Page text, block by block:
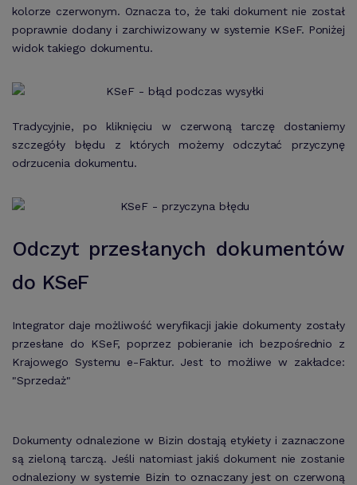
kolorze czerwonym. Oznacza to, że taki dokument nie został
poprawnie dodany i zarchiwizowany w systemie KSeF. Poniżej
widok takiego dokumentu.
Tradycyjnie, po kliknięciu w czerwoną tarczę dostaniemy
szczegóły błędu z których możemy odczytać przyczynę
odrzucenia dokumentu.
Odczyt przesłanych dokumentów
do KSeF
Integrator daje możliwość weryfikacji jakie dokumenty zostały
przesłane do KSeF, poprzez pobieranie ich bezpośrednio z
Krajowego Systemu e-Faktur. Jest to możliwe w zakładce:
"Sprzedaż"
Dokumenty odnalezione w Bizin dostają etykiety i zaznaczone
są zieloną tarczą. Jeśli natomiast jakiś dokument nie zostanie
odnaleziony w systemie Bizin to oznaczany jest on czerwoną